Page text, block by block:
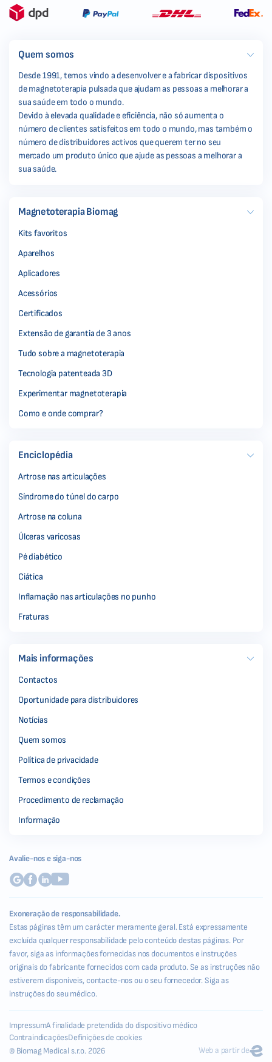
Quem somos
Desde 1991, temos vindo a desenvolver e a fabricar dispositivos
de magnetoterapia pulsada que ajudam as pessoas a melhorar a
sua saúde em todo o mundo.
Devido à elevada qualidade e eficiência, não só aumenta o
número de clientes satisfeitos em todo o mundo, mas também o
número de distribuidores activos que querem ter no seu
mercado um produto único que ajude as pessoas a melhorar a
sua saúde.
Magnetoterapia Biomag
Kits favoritos
Aparelhos
Aplicadores
Acessórios
Certificados
Extensão de garantia de 3 anos
Tudo sobre a magnetoterapia
Tecnologia patenteada 3D
Experimentar magnetoterapia
Como e onde comprar?
Enciclopédia
Artrose nas articulações
Síndrome do túnel do carpo
Artrose na coluna
Úlceras varicosas
Pé diabético
Ciática
Inflamação nas articulações no punho
Fraturas
Mais informações
Contactos
Oportunidade para distribuidores
Notícias
Quem somos
Política de privacidade
Termos e condições
Procedimento de reclamação
Informação
Avalie-nos e siga-nos
Exoneração de responsabilidade.
Estas páginas têm um carácter meramente geral. Está expressamente
excluída qualquer responsabilidade pelo conteúdo destas páginas. Por
favor, siga as informações fornecidas nos documentos e instruções
originais do fabricante fornecidos com cada produto. Se as instruções não
estiverem disponíveis, contacte-nos ou o seu fornecedor. Siga as
instruções do seu médico.
© Biomag Medical s.r.o. 2026
ImpressumA finalidade pretendida do dispositivo médico
ContraindicaçõesDefinições de cookies
Web a partir de